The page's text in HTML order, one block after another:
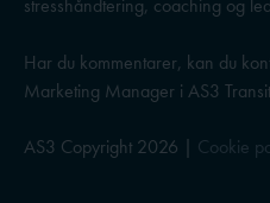
stresshåndtering, coaching og
Har du kommentarer, kan du
Marketing Manager i AS3
AS3 Copyright 2026 | Cookie